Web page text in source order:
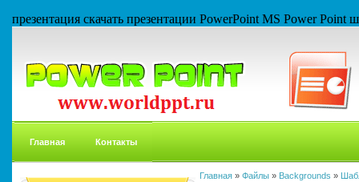
презентация скачать презентации PowerPoint MS Power
Главная Контакты
Главная » Файлы » Backgrounds »